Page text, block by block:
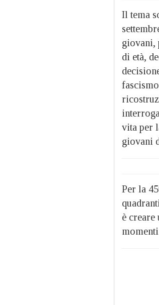
Il tema
giovani,
di età,
vita per
giovani
Per la
è